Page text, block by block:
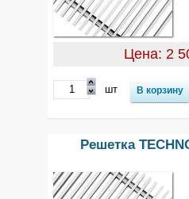
Цена: 2
шт
Решетка